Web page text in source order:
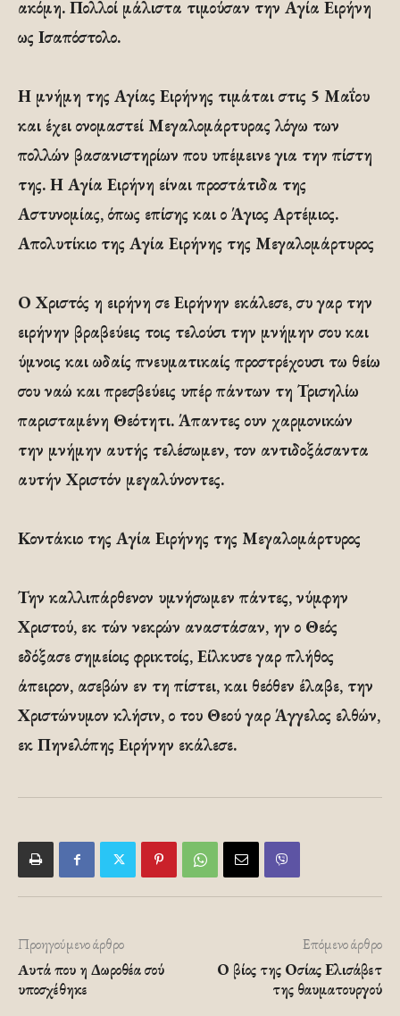
ακόμη. Πολλοί μάλιστα τιμούσαν την Αγία Ειρήνη
ως Ισαπόστολο.
Η μνήμη της Αγίας Ειρήνης τιμάται στις 5 Μαΐου
και έχει ονομαστεί Μεγαλομάρτυρας λόγω των
πολλών βασανιστηρίων που υπέμεινε για την πίστη
της. Η Αγία Ειρήνη είναι προστάτιδα της
Αστυνομίας, όπως επίσης και ο Άγιος Αρτέμιος.
Απολυτίκιο της Αγία Ειρήνης της Μεγαλομάρτυρος
Ο Χριστός η ειρήνη σε Ειρήνην εκάλεσε, συ γαρ την
ειρήνην βραβεύεις τοις τελούσι την μνήμην σου και
ύμνοις και ωδαίς πνευματικαίς προστρέχουσι τω θείω
σου ναώ και πρεσβεύεις υπέρ πάντων τη Τρισηλίω
παρισταμένη Θεότητι. Άπαντες ουν χαρμονικών
την μνήμην αυτής τελέσωμεν, τον αντιδοξάσαντα
αυτήν Χριστόν μεγαλύνοντες.
Κοντάκιο της Αγία Ειρήνης της Μεγαλομάρτυρος
Την καλλιπάρθενον υμνήσωμεν πάντες, νύμφην
Χριστού, εκ τών νεκρών αναστάσαν, ην ο Θεός
εδόξασε σημείοις φρικτοίς, Είλκυσε γαρ πλήθος
άπειρον, ασεβών εν τη πίστει, και θεόθεν έλαβε, την
Χριστώνυμον κλήσιν, ο του Θεού γαρ Άγγελος ελθών,
εκ Πηνελόπης Ειρήνην εκάλεσε.
Προηγούμενο άρθρο
Aυτά που η Δωροθέα σού
υποσχέθηκε
Επόμενο άρθρο
Ο βίος της Οσίας Ελισάβετ
της θαυματουργού